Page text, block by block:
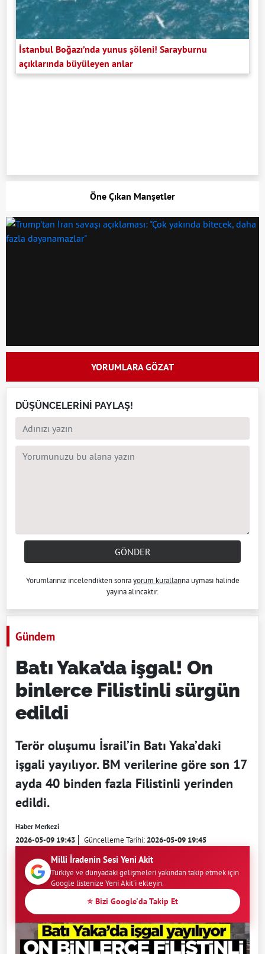
İstanbul Boğazı’nda yunus şöleni! Sarayburnu
açıklarında büyüleyen anlar
Öne Çıkan Manşetler
YORUMLARA GÖZAT
DÜŞÜNCELERİNİ PAYLAŞ!
GÖNDER
Yorumlarınız incelendikten sonrayorum kurallarına uyması halinde
yayına alıncaktır.
Gündem
Batı Yaka’da işgal! On
binlerce Filistinli sürgün
edildi
Terör oluşumu İsrail’in Batı Yaka’daki
işgali yayılıyor. BM verilerine göre son 17
ayda 40 binden fazla Filistinli yerinden
edildi.
Haber Merkezi
2026-05-09 19:43 Güncelleme Tarihi:2026-05-09 19:45
Milli İradenin Sesi Yeni Akit
Türkiye ve dünyadaki gelişmeleri yakından takip etmek için
Google listenize Yeni Akit'i ekleyin.
⭐ Bizi Google'da Takip Et